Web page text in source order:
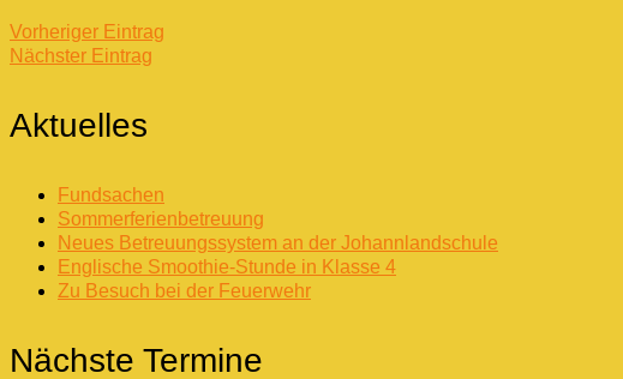
Vorheriger Eintrag
Nächster Eintrag
Aktuelles
Fundsachen
Sommerferienbetreuung
Neues Betreuungssystem an der Johannlandschule
Englische Smoothie-Stunde in Klasse 4
Zu Besuch bei der Feuerwehr
Nächste Termine